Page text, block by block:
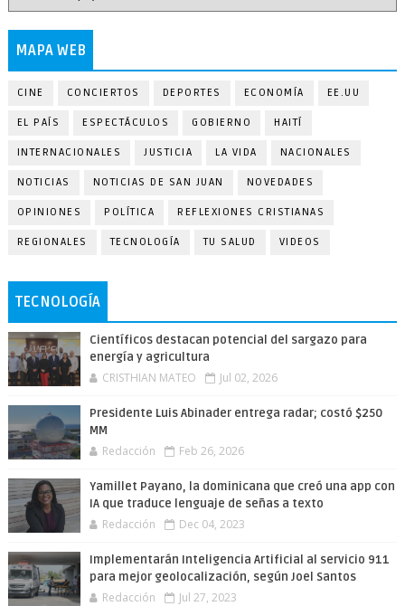
MAPA WEB
CINE CONCIERTOS DEPORTES ECONOMÍA EE.UU
EL PAÍS ESPECTÁCULOS GOBIERNO HAITÍ
INTERNACIONALES JUSTICIA LA VIDA NACIONALES
NOTICIAS NOTICIAS DE SAN JUAN NOVEDADES
OPINIONES POLÍTICA REFLEXIONES CRISTIANAS
REGIONALES TECNOLOGÍA TU SALUD VIDEOS
TECNOLOGÍA
Científicos destacan potencial del sargazo para
energía y agricultura
CRISTHIAN MATEO Jul 02, 2026
Presidente Luis Abinader entrega radar; costó $250
MM
Redacción Feb 26, 2026
Yamillet Payano, la dominicana que creó una app con
IA que traduce lenguaje de señas a texto
Redacción Dec 04, 2023
Implementarán Inteligencia Artificial al servicio 911
para mejor geolocalización, según Joel Santos
Redacción Jul 27, 2023